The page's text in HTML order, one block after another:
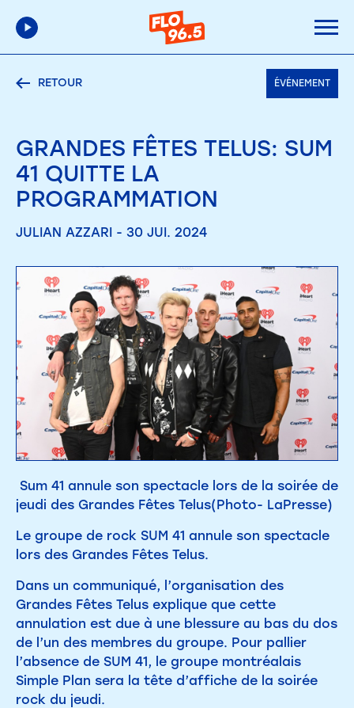
RETOUR ÉVÉNEMENT
GRANDES FÊTES TELUS: SUM
41 QUITTE LA
PROGRAMMATION
JULIAN AZZARI - 30 JUI. 2024
Sum 41 annule son spectacle lors de la soirée de
jeudi des Grandes Fêtes Telus(Photo- LaPresse)
Le groupe de rock SUM 41 annule son spectacle
lors des Grandes Fêtes Telus.
Dans un communiqué, l’organisation des
Grandes Fêtes Telus explique que cette
annulation est due à une blessure au bas du dos
de l’un des membres du groupe. Pour pallier
l’absence de SUM 41, le groupe montréalais
Simple Plan sera la tête d’affiche de la soirée
rock du jeudi.